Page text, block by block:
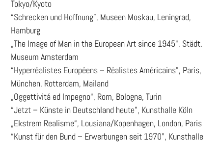
Tokyo/Kyoto
“Schrecken und Hoffnung”, Museen Moskau, Leningrad,
Hamburg
„The Image of Man in the European Art since 1945“, Städt.
Museum Amsterdam
“Hyperréalistes Européens – Réalistes Américains”, Paris,
München, Rotterdam, Mailand
„Oggettivitá ed Impegno“, Rom, Bologna, Turin
“Jetzt – Künste in Deutschland heute”, Kunsthalle Köln
„Ekstrem Realisme“, Lousiana/Kopenhagen, London, Paris
“Kunst für den Bund – Erwerbungen seit 1970”, Kunsthalle